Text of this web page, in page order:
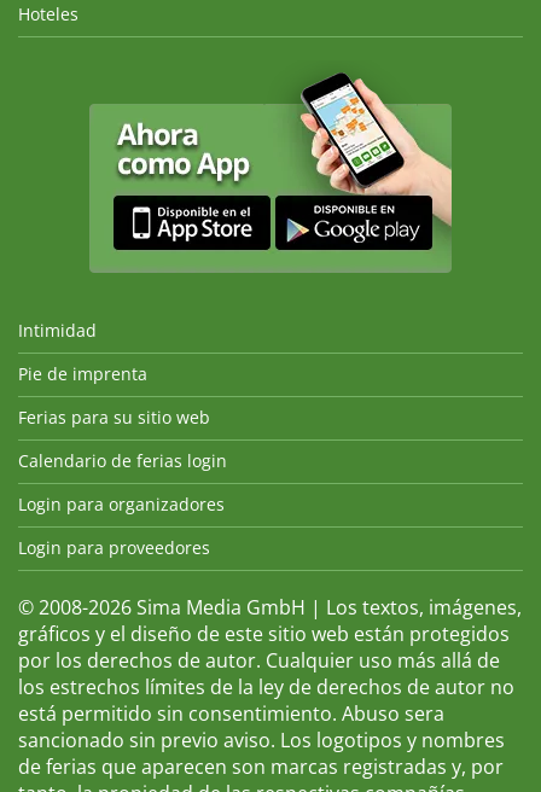
Hoteles
Intimidad
Pie de imprenta
Ferias para su sitio web
Calendario de ferias login
Login para organizadores
Login para proveedores
© 2008-2026 Sima Media GmbH | Los textos, imágenes,
gráficos y el diseño de este sitio web están protegidos
por los derechos de autor. Cualquier uso más allá de
los estrechos límites de la ley de derechos de autor no
está permitido sin consentimiento. Abuso sera
sancionado sin previo aviso. Los logotipos y nombres
de ferias que aparecen son marcas registradas y, por